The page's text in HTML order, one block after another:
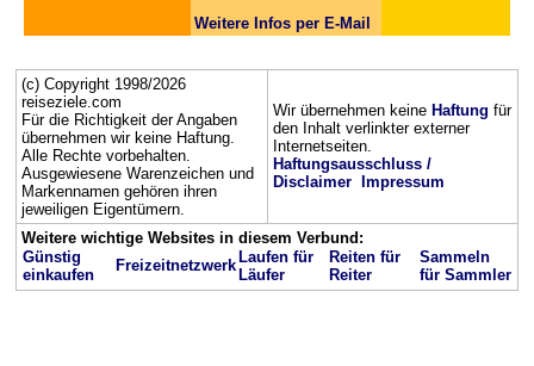
Weitere Infos per E-Mail
(c) Copyright 1998/2026
reiseziele.com
Für die Richtigkeit der Angaben
übernehmen wir keine Haftung.
Alle Rechte vorbehalten.
Ausgewiesene Warenzeichen und
Markennamen gehören ihren
jeweiligen Eigentümern.
Wir übernehmen keine Haftung für
den Inhalt verlinkter externer
Internetseiten.
Haftungsausschluss /
Disclaimer
Impressum
Weitere wichtige Websites in diesem Verbund:
Günstig
einkaufen
Freizeitnetzwerk Laufen für
Läufer
Reiten für
Reiter
Sammeln
für Sammler